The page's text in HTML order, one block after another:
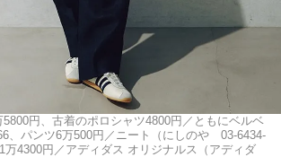
円、古着のポロシャツ4800円／ともにベルベ
、パンツ6万500円／ニート（にしのや 03-6434-
万4300円／アディダス オリジナルス（アディダ